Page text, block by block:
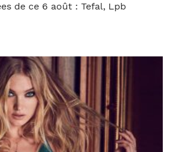
de ce 6 août : Tefal, Lpb